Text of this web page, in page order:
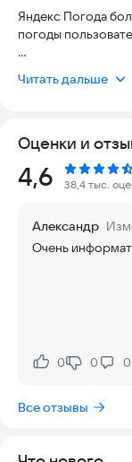
Яндекс Погода
погоды
данные — от температуры и осадков до атмосферного
поможет вам
нужно ли
куда поехать в
работает
С помощью
Метеум,
отдельного
охватывает уже
Читать дальше
Оценки и
Рейтинг:
4,6 38,4 тыс.
Александр
Очень
Нравится:
0Не 0 0
Все отзывы